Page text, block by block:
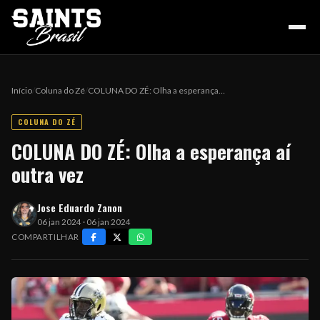
HOME
PODCAST
COLUNA DO ZÉ
NOSSA HISTÓRIA
Início Coluna do Zé COLUNA DO ZÉ: Olha a esperança…
COLUNA DO ZÉ
COLUNA DO ZÉ: Olha a esperança aí
outra vez
Jose Eduardo Zanon
06 jan 2024 · 06 jan 2024
COMPARTILHAR